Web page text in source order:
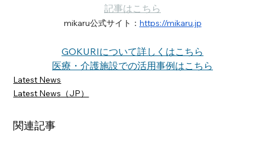
記事はこちら
mikaru公式サイト： https://mikaru.jp
GOKURIについて詳しくはこちら
医療・介護施設での活用事例はこちら
Latest News
Latest News（JP）
関連記事